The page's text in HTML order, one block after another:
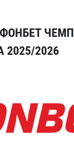
2025/2026